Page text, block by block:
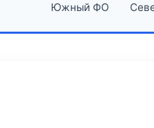
Южный ФО